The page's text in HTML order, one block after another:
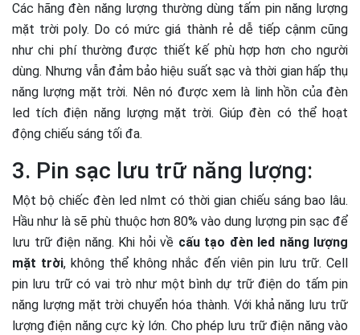
Các hãng đèn năng lượng thường dùng tấm pin năng lượng
mặt trời poly. Do có mức giá thành rẻ dễ tiếp cậnm cũng
như chi phí thường được thiết kế phù hợp hơn cho người
dùng. Nhưng vẫn đảm bảo hiệu suất sạc và thời gian hấp thụ
năng lượng mặt trời. Nên nó được xem là linh hồn của đèn
led tích điện năng lượng mặt trời. Giúp đèn có thể hoạt
động chiếu sáng tối đa.
3. Pin sạc lưu trữ năng lượng:
Một bộ chiếc đèn led nlmt có thời gian chiếu sáng bao lâu.
Hầu như là sẽ phù thuộc hơn 80% vào dung lượng pin sạc để
lưu trữ điện năng. Khi hỏi về cấu tạo đèn led năng lượng
mặt trời, không thể không nhắc đến viên pin lưu trữ. Cell
pin lưu trữ có vai trò như một bình dự trữ điện do tấm pin
năng lượng mặt trời chuyển hóa thành. Với khả năng lưu trữ
lượng điện năng cực kỳ lớn. Cho phép lưu trữ điện năng vào